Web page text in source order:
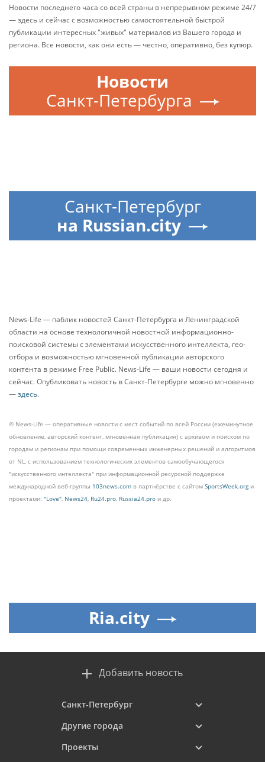
Новости последнего часа со всей страны в непрерывном режиме 24/7
— здесь и сейчас с возможностью самостоятельной быстрой
публикации интересных "живых" материалов из Вашего города и
региона. Все новости, как они есть — честно, оперативно, без купюр.
Новости
Санкт-Петербурга
Санкт-Петербург
на Russian.city
News-Life — паблик новостей Санкт-Петербурга и Ленинградской
области на основе технологичной новостной информационно-
поисковой системы с элементами искусственного интеллекта, гео-
отбора и возможностью мгновенной публикации авторского
контента в режиме Free Public. News-Life — ваши новости сегодня и
сейчас. Опубликовать новость в Санкт-Петербурге можно мгновенно
—здесь.
© News-Life — оперативные новости с мест событий по всей России (ежеминутное
обновление, авторский контент, мгновенная публикация) с архивом и поиском по
городам и регионам при помощи современных инженерных решений и алгоритмов
от NL, с использованием технологических элементов самообучающегося
"искусственного интеллекта" при информационной ресурсной поддержке
международной веб-группы 103news.com в партнёрстве с сайтом SportsWeek.orgи
проектами: "Love", News24, Ru24.pro, Russia24.pro и др.
Ria.city
Добавить новость
Санкт-Петербург
Другие города
Проекты